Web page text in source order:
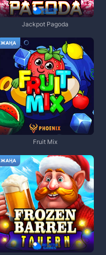
Jackpot Pagoda
ЖАҢА
Fruit Mix
ЖАҢА